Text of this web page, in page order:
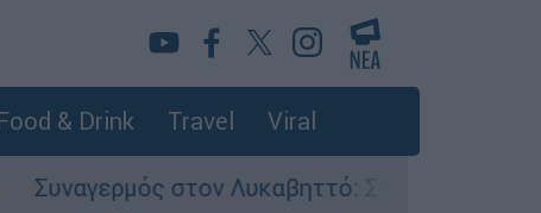
& Drink Travel Viral
στον Λυκαβηττό: Σορός σε προχωρημένη